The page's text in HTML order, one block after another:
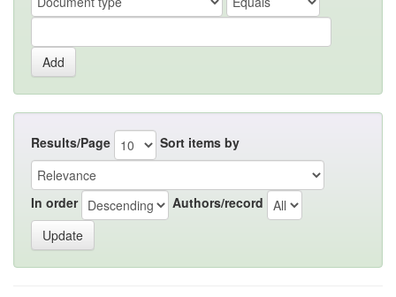
Results/Page Sort items by
In order Authors/record